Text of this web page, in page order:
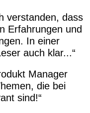
verstanden, dass
Erfahrungen und
In einer
auch klar...
Manager
die bei
sind!